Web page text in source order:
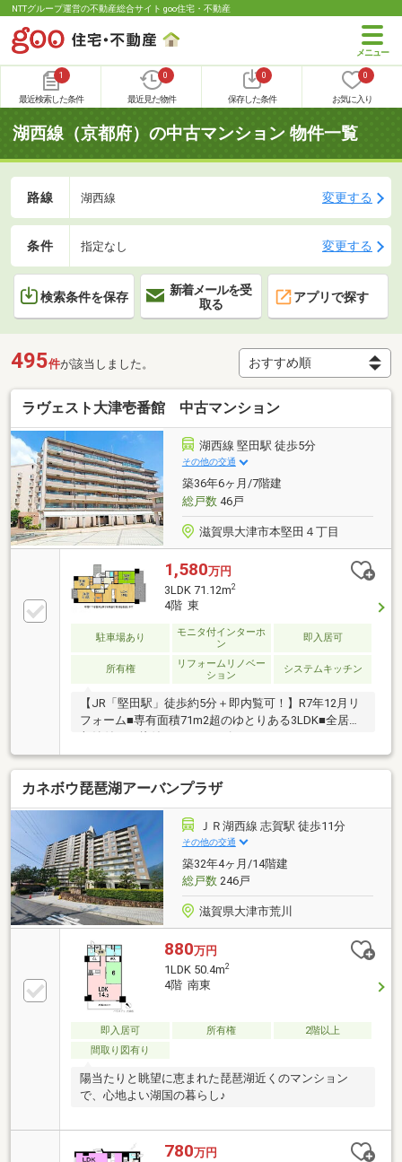
NTTグループ運営の不動産総合サイト goo住宅・不動産
1
最近検索した条件
0
最近見た物件
0
保存した条件
0
お気に入り
湖西線（京都府）の中古マンション 物件一覧
路線 湖西線 変更する
条件 指定なし 変更する
検索条件を保存
新着メールを受
取る
アプリで探す
495件が該当しました。
ラヴェスト大津壱番館 中古マンション
湖西線 堅田駅 徒歩5分
その他の交通
築36年6ヶ月/7階建
総戸数46戸
滋賀県大津市本堅田４丁目
1,580万円
3LDK 71.12m2
4階 東
駐車場あり
モニタ付インターホ
ン
即入居可
所有権
リフォームリノベー
ション
システムキッチン
【JR「堅田駅」徒歩約5分＋即内覧可！】R7年12月リ
フォーム■専有面積71m2超のゆとりある3LDK■全居室
収納付きで片付けもスムーズです■ウォークインクロ
ーゼット完備で収納豊富
カネボウ琵琶湖アーバンプラザ
ＪＲ湖西線 志賀駅 徒歩11分
その他の交通
築32年4ヶ月/14階建
総戸数246戸
滋賀県大津市荒川
880万円
1LDK 50.4m2
4階 南東
即入居可 所有権
2階以上
間取り図有り
陽当たりと眺望に恵まれた琵琶湖近くのマンション
で、心地よい湖国の暮らし♪
780万円